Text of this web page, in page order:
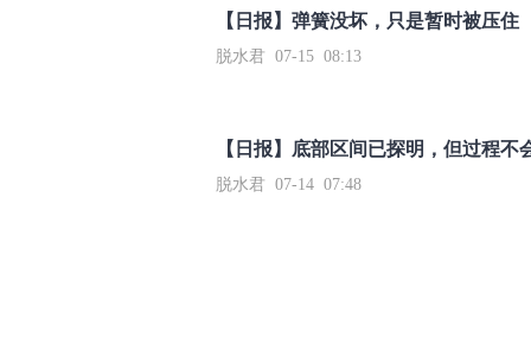
【日报】弹簧没坏，只是暂时被压住
脱水君 07-15 08:13
【日报】底部区间已探明，但过程不
脱水君 07-14 07:48